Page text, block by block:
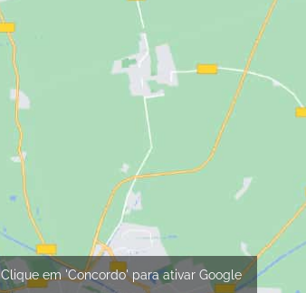
Clique em 'Concordo' para ativar Google